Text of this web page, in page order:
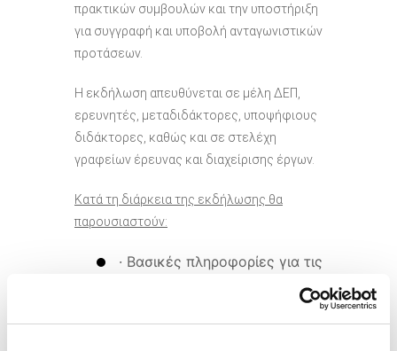
πρακτικών συμβουλών και την υποστήριξη
για συγγραφή και υποβολή ανταγωνιστικών
προτάσεων.
Η εκδήλωση απευθύνεται σε μέλη ΔΕΠ,
ερευνητές, μεταδιδάκτορες, υποψήφιους
διδάκτορες, καθώς και σε στελέχη
γραφείων έρευνας και διαχείρισης έργων.
Κατά τη διάρκεια της εκδήλωσης θα
παρουσιαστούν:
· Βασικές πληροφορίες για τις
· Καλές πρακτικές και συχνές